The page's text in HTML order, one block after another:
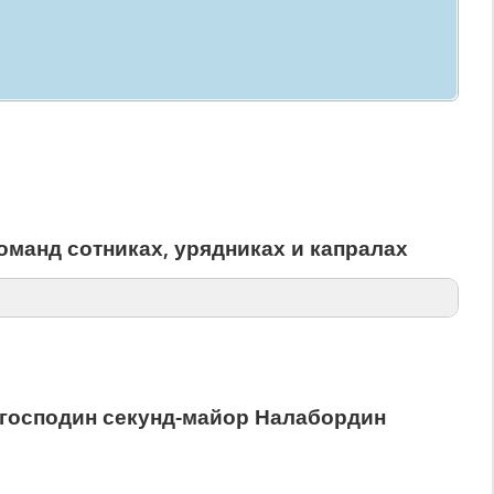
сотниках, урядниках и капралах
секунд-майор Налабордин